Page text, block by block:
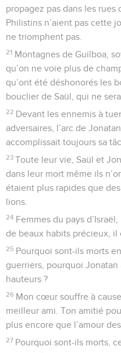
propagez pas dans les rues
Philistins n’aient pas cette
ne triomphent pas.
21 Montagnes de Guilboa,
qu’on ne voie plus de
qu’ont été déshonorés les
bouclier de Saül, qui ne
22 Devant les ennemis à
adversaires, l’arc de
accomplissait toujours sa
23 Toute leur vie, Saül et
dans leur mort même ils
étaient plus rapides que
lions.
24 Femmes du pays
de beaux habits précieux, il
25 Pourquoi sont-ils morts
guerriers, pourquoi
hauteurs ?
26 Mon cœur souffre à
meilleur ami. Ton amitié
plus encore que l’amour
27 Pourquoi sont-ils morts,